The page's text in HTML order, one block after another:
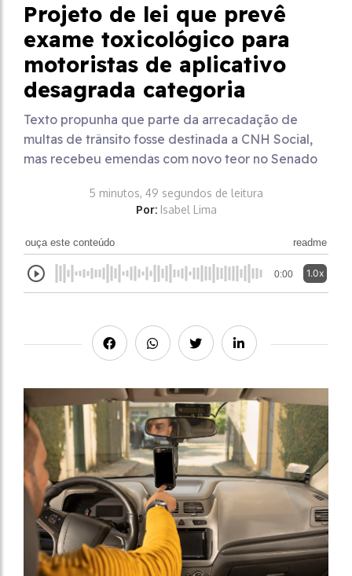
Projeto de lei que prevê
exame toxicológico para
motoristas de aplicativo
desagrada categoria
Texto propunha que parte da arrecadação de
multas de trânsito fosse destinada a CNH Social,
mas recebeu emendas com novo teor no Senado
5 minutos, 49 segundos de leitura
Por: Isabel Lima
ouça este conteúdo readme
0:00 1.0x